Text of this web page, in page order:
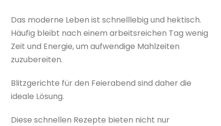
Das moderne Leben ist schnelllebig und hektisch.
Häufig bleibt nach einem arbeitsreichen Tag wenig
Zeit und Energie, um aufwendige Mahlzeiten
zuzubereiten.
Blitzgerichte für den Feierabend sind daher die
ideale Lösung.
Diese schnellen Rezepte bieten nicht nur